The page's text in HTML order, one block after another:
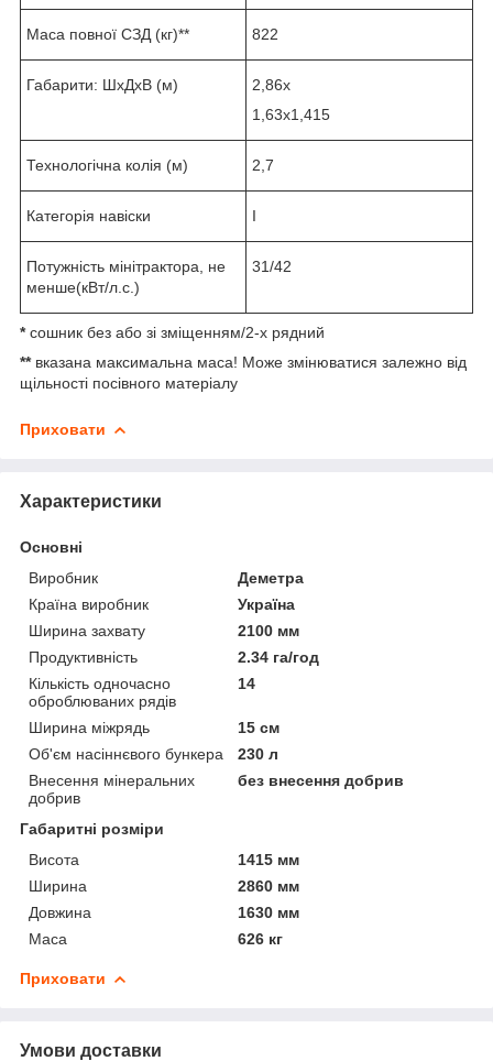
Маса повної СЗД (кг)** 822
Габарити: ШхДхВ (м)
2,86х
1,63х1,415
Технологічна колія (м) 2,7
Категорія навіски І
Потужність мінітрактора, не
менше(кВт/л.с.)
31/42
*сошник без або зі зміщенням/2-х рядний
**вказана максимальна маса! Може змінюватися залежно від
щільності посівного матеріалу
Приховати
Характеристики
Основні
Виробник
Деметра
Країна виробник
Україна
Ширина захвату
2100 мм
Продуктивність
2.34 га/год
Кількість одночасно
оброблюваних рядів
14
Ширина міжрядь
15 см
Об'єм насіннєвого бункера
230 л
Внесення мінеральних
добрив
без внесення добрив
Габаритні розміри
Висота
1415 мм
Ширина
2860 мм
Довжина
1630 мм
Маса
626 кг
Приховати
Умови доставки